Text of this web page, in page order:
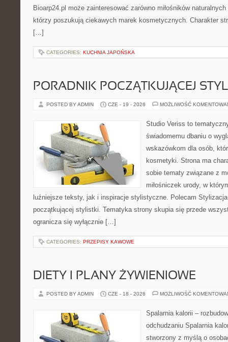
Bioarp24.pl może zainteresować zarówno miłośników
którzy poszukują ciekawych marek kosmetycznych. Charakter
[…]
CATEGORIES: KUCHNIA JAPOŃSKA
PORADNIK POCZĄTKUJĄCEJ
POSTED BY ADMIN CZE - 19 - 2026 MOŻLIWOŚĆ
Studio Veriss to
świadomemu dbaniu o
wskazówkom dla osób,
kosmetyki. Strona ma
sobie tematy związane z
miłośniczek urody, w
luźniejsze teksty, jak i inspiracje stylistyczne. Polecam
początkującej stylistki. Tematyka strony skupia się przede
ogranicza się wyłącznie […]
CATEGORIES: PRZEPISY KAWOWE
DIETY I PLANY ŻYWIENIOWE
POSTED BY ADMIN CZE - 18 - 2026 MOŻLIWOŚĆ
Spalarnia kalorii –
odchudzaniu Spalarnia
stworzony z myślą o